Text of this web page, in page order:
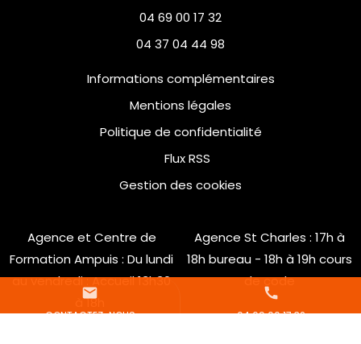
mail
CONTACTEZ-NOUS
call
04 69 00 17 32
04 69 00 17 32
04 37 04 44 98
Informations complémentaires
Mentions légales
Politique de confidentialité
Flux RSS
Gestion des cookies
Agence et Centre de
Formation Ampuis : Du lundi
au vendredi : Accueil 13h30
à 18h
Agence St Charles : 17h à
18h bureau - 18h à 19h cours
de code